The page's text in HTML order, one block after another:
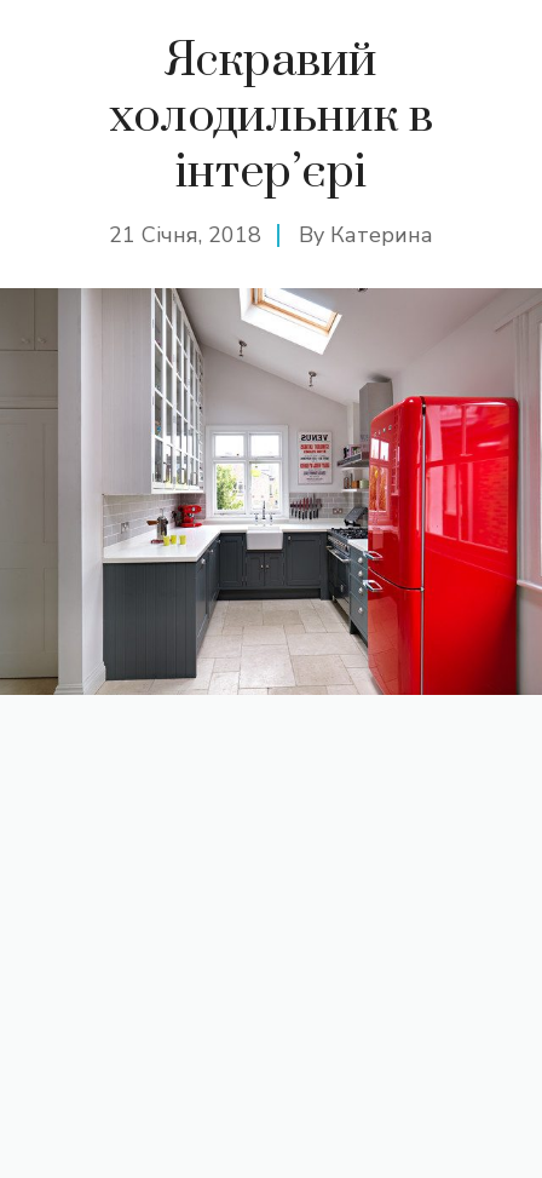
Яскравий
холодильник в
інтер’єрі
21 Січня, 2018 By Катерина